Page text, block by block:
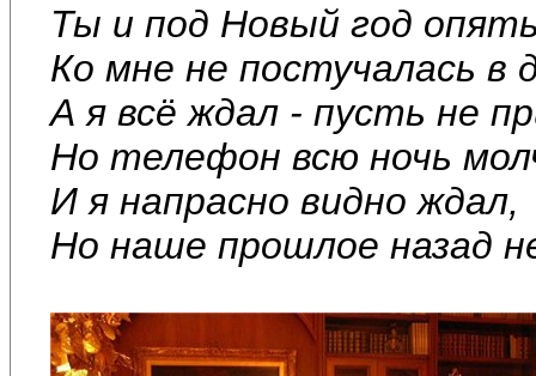
Ты и под Новый год
Ко мне не постучалась в
А я всё ждал - пусть не
Но телефон всю ночь
И я напрасно видно ждал,
Но наше прошлое назад